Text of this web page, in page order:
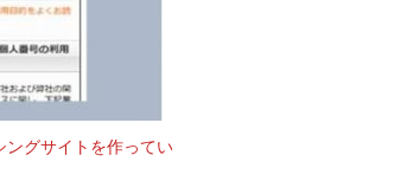
ングサイトを作ってい